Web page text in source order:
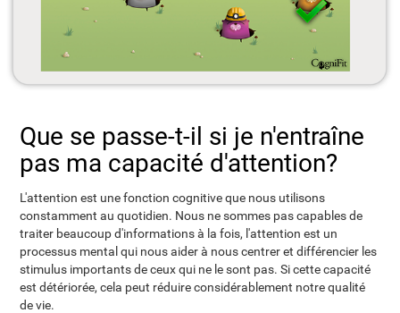
Que se passe-t-il si je n'entraîne
pas ma capacité d'attention?
L'attention est une fonction cognitive que nous utilisons
constamment au quotidien. Nous ne sommes pas capables de
traiter beaucoup d'informations à la fois, l'attention est un
processus mental qui nous aider à nous centrer et différencier les
stimulus importants de ceux qui ne le sont pas. Si cette capacité
est détériorée, cela peut réduire considérablement notre qualité
de vie.